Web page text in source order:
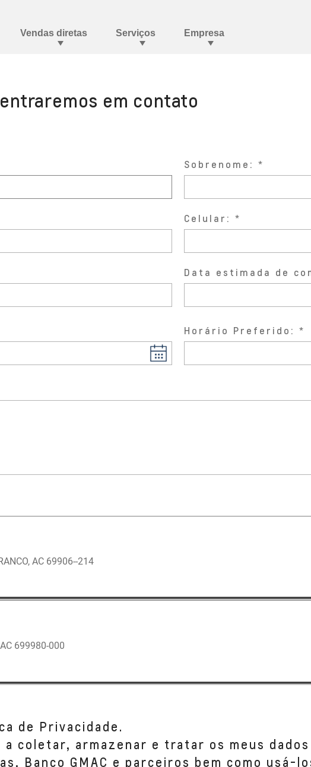
em contato
Sobrenome:
Celular:
Data estimada de
Horário Preferido:
AC 69906--214
699980-000
de Privacidade.
coletar, armazenar e tratar os meus
Banco GMAC e parceiros bem como usá-